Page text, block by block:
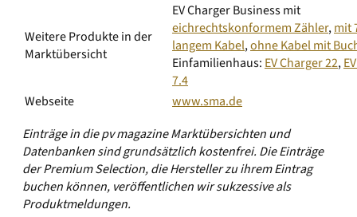
Weitere Produkte in der
Marktübersicht
EV Charger Business mit
eichrechtskonformem Zähler,mit
langem Kabel,ohne Kabel mit
Einfamilienhaus: EV Charger 22,
7.4
Webseite
www.sma.de
Einträge in die pv magazine Marktübersichten und
Datenbanken sind grundsätzlich kostenfrei. Die Einträge
der Premium Selection, die Hersteller zu ihrem Eintrag
buchen können, veröffentlichen wir sukzessive als
Produktmeldungen.